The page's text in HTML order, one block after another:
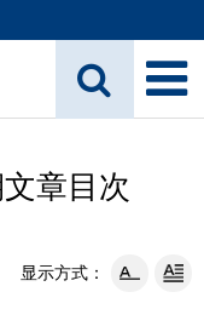
章目次
显示方式：